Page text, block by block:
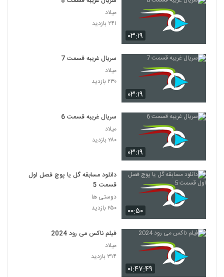
۰۳:۱۹
میلاد
۲۴۱ بازدید
۰۳:۱۹
سریال غریبه قسمت 7
میلاد
۲۳۰ بازدید
۰۳:۱۹
سریال غریبه قسمت 6
میلاد
۲۸۰ بازدید
۰۰:۵۰
دانلود مسابقه گل یا پوچ فصل اول
قسمت 5
دوستی ها
۲۵۰ بازدید
۰۱:۴۷:۴۹
فیلم ناکس می رود 2024
میلاد
۳۱۴ بازدید